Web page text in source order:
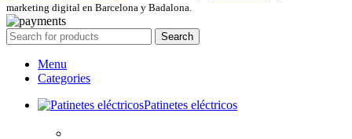
marketing digital en Barcelona y Badalona.
Search
Menu
Categories
Patinetes eléctricos